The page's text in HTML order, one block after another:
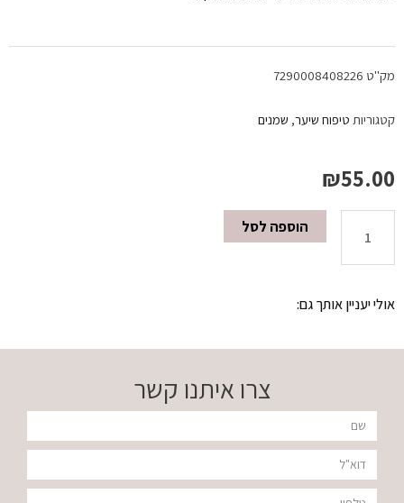
מק"ט 7290008408226
קטגוריות טיפוח שיער, שמנים
₪55.00
כמות
מרוקאי
125
מ"ל
הוספה לסל
אולי יעניין אותך גם:
צרו איתנו קשר
שם
דוא"ל